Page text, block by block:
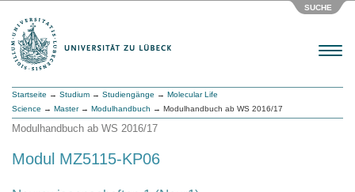
SUCHE
Menu
Startseite → Studium → Studiengänge → Molecular Life
Science → Master→ Modulhandbuch → Modulhandbuch ab WS 2016/17
Modulhandbuch ab WS 2016/17
Modul MZ5115-KP06